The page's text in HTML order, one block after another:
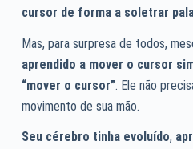
cursor de forma a soletrar
Mas, para surpresa de todos,
aprendido a mover o cursor
“mover o cursor”. Ele não
movimento de sua mão.
Seu cérebro tinha evoluído,